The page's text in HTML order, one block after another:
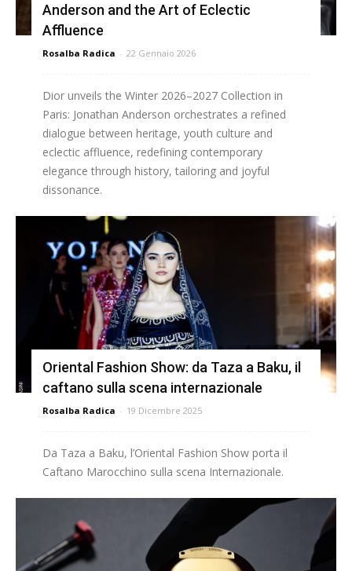
Anderson and the Art of Eclectic
Affluence
Rosalba Radica - 22 Gennaio 2026
Dior unveils the Winter 2026–2027 Collection in
Paris: Jonathan Anderson orchestrates a refined
dialogue between heritage, youth culture and
eclectic affluence, redefining contemporary
elegance through history, tailoring and joyful
dissonance.
Oriental Fashion Show: da Taza a Baku, il
caftano sulla scena internazionale
Rosalba Radica - 19 Dicembre 2025
Da Taza a Baku, l’Oriental Fashion Show porta il
Caftano Marocchino sulla scena Internazionale.